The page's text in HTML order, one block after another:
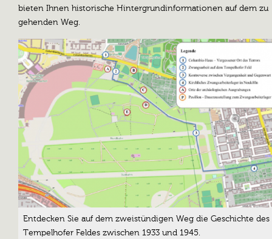
bieten Ihnen historische Hintergrundinformationen auf dem zu
gehenden Weg.
Entdecken Sie auf dem zweistündigen Weg die Geschichte des
Tempelhofer Feldes zwischen 1933 und 1945.